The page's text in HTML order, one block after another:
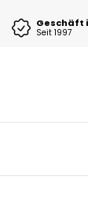
Geschäft
Seit 1997